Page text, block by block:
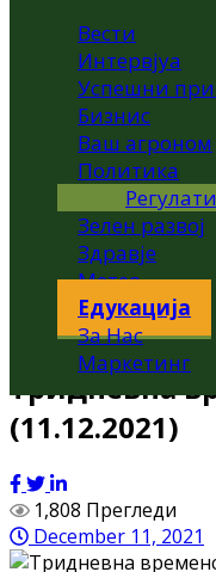
Вести
Интервјуа
Успешни
Бизнис
Ваш агроном
Политика
Зелен развој
Здравје
Метео
Едукација
За Нас
Маркетинг
Тридневна
(11.12.2021)
1,808 Прегледи
December 11, 2021